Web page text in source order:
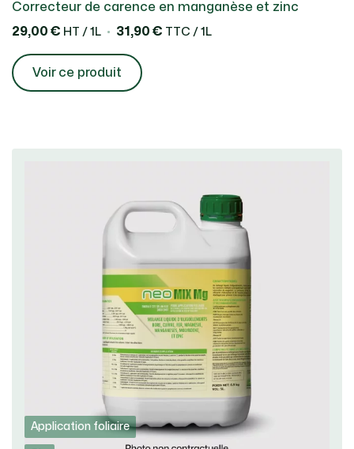
Correcteur de carence en manganèse et zinc
29,00 € HT / 1L 31,90 € TTC / 1L
Voir ce produit
Application foliaire